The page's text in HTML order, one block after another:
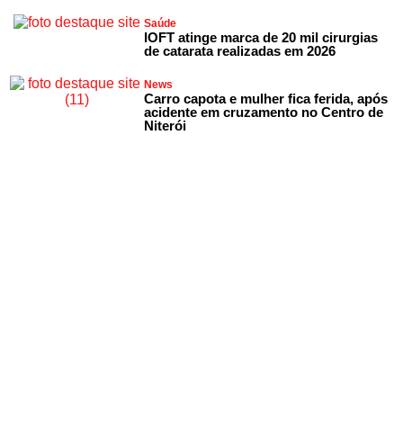
Saúde
IOFT atinge marca de 20 mil cirurgias
de catarata realizadas em 2026
News
Carro capota e mulher fica ferida, após
acidente em cruzamento no Centro de
Niterói